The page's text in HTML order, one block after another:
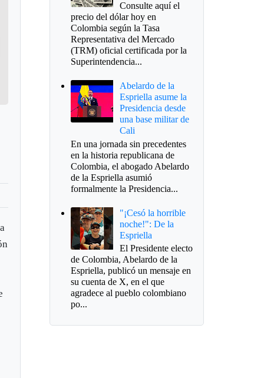
Consulte aquí el
precio del dólar hoy en
Colombia según la Tasa
Representativa del Mercado
(TRM) oficial certificada por la
Superintendencia...
Abelardo de la
Espriella asume la
Presidencia desde
una base militar de
Cali
En una jornada sin precedentes
en la historia republicana de
Colombia, el abogado Abelardo
de la Espriella asumió
formalmente la Presidencia...
"¡Cesó la horrible
noche!": De la
Espriella
El Presidente electo
de Colombia, Abelardo de la
Espriella, publicó un mensaje en
su cuenta de X, en el que
agradece al pueblo colombiano
po...